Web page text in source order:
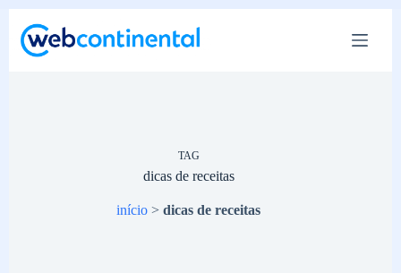
para
TAG
dicas de receitas
início >dicas de receitas